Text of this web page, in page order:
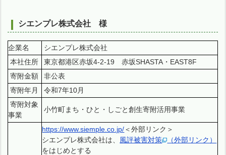
シエンプレ株式会社 様
企業名
シエンプレ株式会社
本社住所
東京都港区赤坂4-2-19 赤坂SHASTA・EAST8F
寄附金額
非公表
寄附年月
令和7年10月
寄附対象
事業
小竹町まち・ひと・しごと創生寄附活用事業
https://www.siemple.co.jp/​＜外部リンク＞
シエンプレ株式会社は、 風評被害対策
（外部リンク）
をはじめとする